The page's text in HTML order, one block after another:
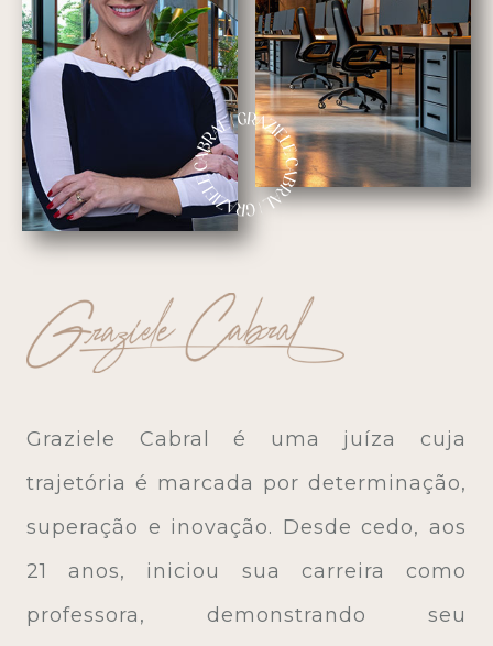
Graziele Cabral é uma juíza cuja
trajetória é marcada por determinação,
superação e inovação. Desde cedo, aos
21 anos, iniciou sua carreira como
professora, demonstrando seu